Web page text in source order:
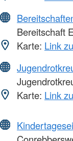
Bereitschaft
Karte: Link
Karte: Link